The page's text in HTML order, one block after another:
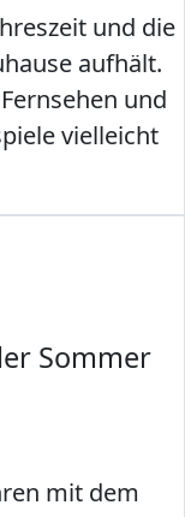
und die
aufhält.
und
vielleicht
Sommer
mit dem